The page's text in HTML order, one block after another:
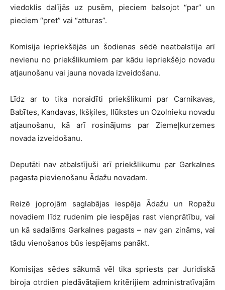
viedoklis dalījās uz pusēm, pieciem balsojot “par” un
pieciem “pret” vai “atturas”.
Komisija iepriekšējās un šodienas sēdē neatbalstīja arī
nevienu no priekšlikumiem par kādu iepriekšējo novadu
atjaunošanu vai jauna novada izveidošanu.
Līdz ar to tika noraidīti priekšlikumi par Carnikavas,
Babītes, Kandavas, Ikšķiles, Ilūkstes un Ozolnieku novadu
atjaunošanu, kā arī rosinājums par Ziemeļkurzemes
novada izveidošanu.
Deputāti nav atbalstījuši arī priekšlikumu par Garkalnes
pagasta pievienošanu Ādažu novadam.
Reizē joprojām saglabājas iespēja Ādažu un Ropažu
novadiem līdz rudenim pie iespējas rast vienprātību, vai
un kā sadalāms Garkalnes pagasts – nav gan zināms, vai
tādu vienošanos būs iespējams panākt.
Komisijas sēdes sākumā vēl tika spriests par Juridiskā
biroja otrdien piedāvātajiem kritērijiem administratīvajām